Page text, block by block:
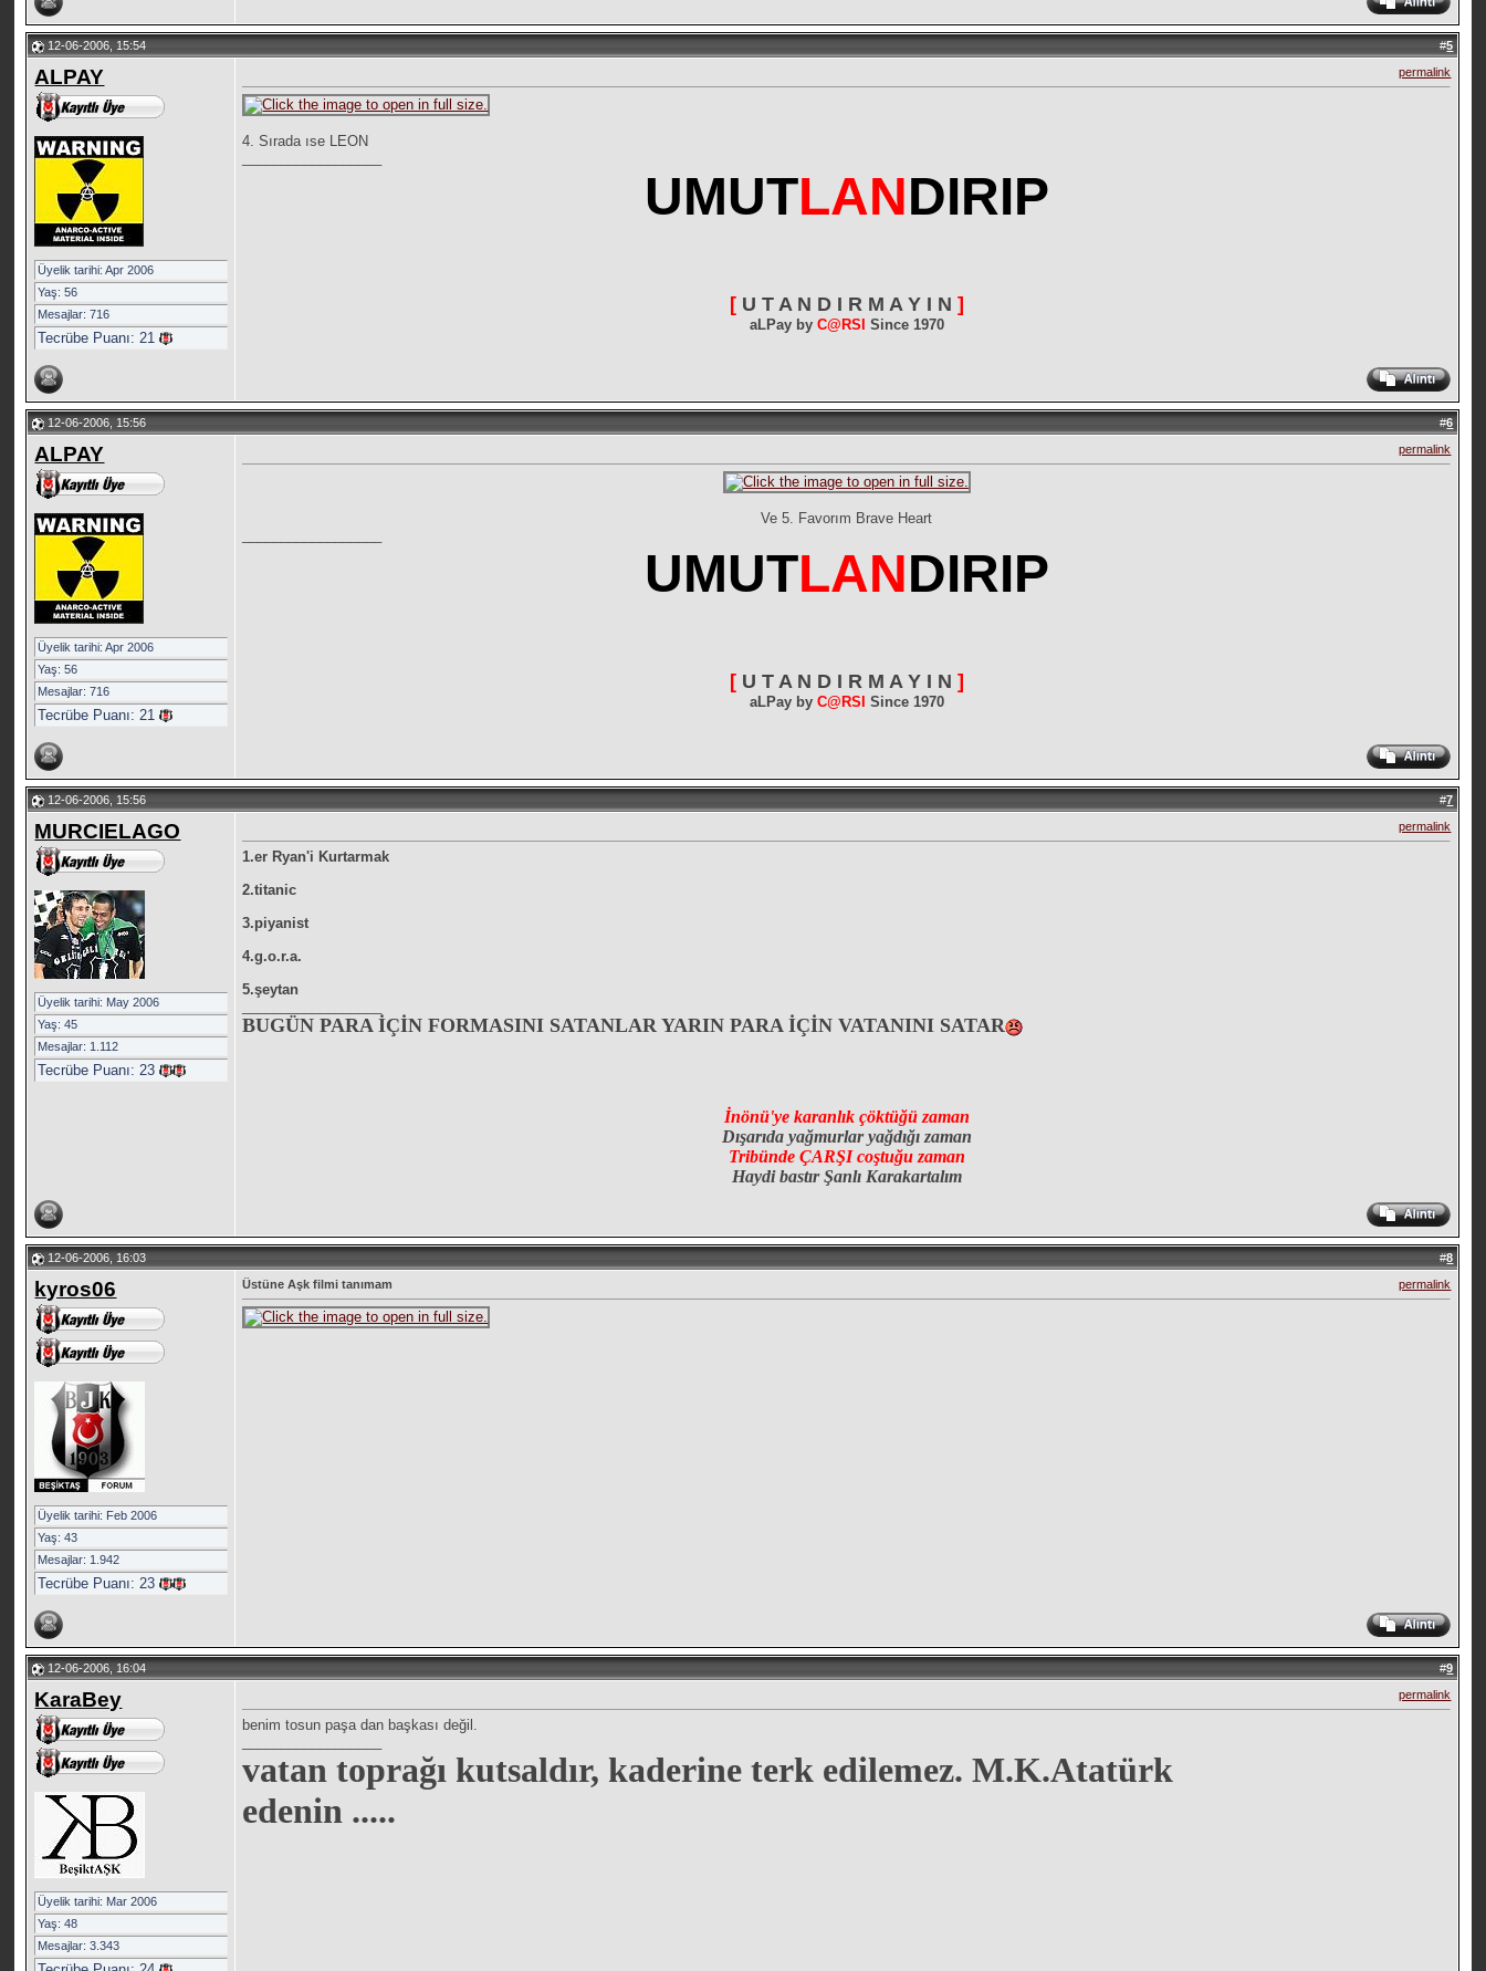
12-06-2006, 15:54 #5
ALPAY
Üyelik tarihi: Apr 2006
Yaş: 56
Mesajlar: 716
Tecrübe Puanı:21
permalink
4. Sırada ıse LEON
UMUTLANDIRIP
[U T A N D I R M A Y I N ]
aLPay by C@RSI Since 1970
12-06-2006, 15:56 #6
ALPAY
Üyelik tarihi: Apr 2006
Yaş: 56
Mesajlar: 716
Tecrübe Puanı:21
permalink
Ve 5. Favorım Brave Heart
UMUTLANDIRIP
[U T A N D I R M A Y I N ]
aLPay by C@RSI Since 1970
12-06-2006, 15:56 #7
MURCIELAGO
Üyelik tarihi: May 2006
Yaş: 45
Mesajlar: 1.112
Tecrübe Puanı:23
permalink
1.er Ryan'i Kurtarmak
2.titanic
3.piyanist
4.g.o.r.a.
5.şeytan
BUGÜN PARA İÇİN FORMASINI SATANLAR YARIN PARA İÇİN VATANINI SATAR
İnönü'ye karanlık çöktüğü zaman
Dışarıda yağmurlar yağdığı zaman
Tribünde ÇARŞI coştuğu zaman
Haydi bastır Şanlı Karakartalım
12-06-2006, 16:03 #8
kyros06
Üyelik tarihi: Feb 2006
Yaş: 43
Mesajlar: 1.942
Tecrübe Puanı:23
Üstüne Aşk filmi tanımam permalink
12-06-2006, 16:04 #9
KaraBey
Üyelik tarihi: Mar 2006
Yaş: 48
Mesajlar: 3.343
permalink
benim tosun paşa dan başkası değil.
vatan toprağı kutsaldır, kaderine terk edilemez. M.K.Atatürk
edenin .....